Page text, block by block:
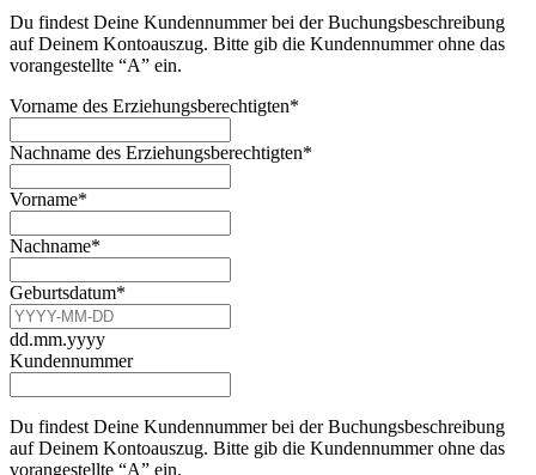
Du findest Deine Kundennummer bei der Buchungsbeschreibung
auf Deinem Kontoauszug. Bitte gib die Kundennummer ohne das
vorangestellte “A” ein.
Vorname des Erziehungsberechtigten*
Nachname des Erziehungsberechtigten*
Vorname*
Nachname*
Geburtsdatum*
dd.mm.yyyy
Kundennummer
Du findest Deine Kundennummer bei der Buchungsbeschreibung
auf Deinem Kontoauszug. Bitte gib die Kundennummer ohne das
vorangestellte “A” ein.